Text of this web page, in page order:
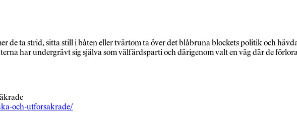
de ta strid, sitta still i båten eller tvärtom ta över det blåbruna blockets politik och
har undergrävt sig själva som välfärdsparti och därigenom valt en väg där de
och-utforsakrade/